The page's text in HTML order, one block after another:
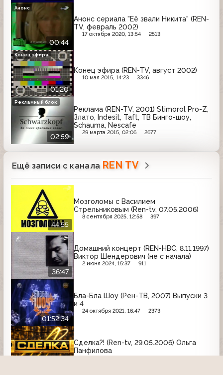
00:44
Анонс сериала "Её звали Никита" (REN-
TV, февраль 2002)
17 октября 2020, 13:54 2513
Анонс
01:20
Конец эфира (REN-TV, август 2002)
10 мая 2015, 14:23 3346
Конец эфира
02:59
Реклама (REN-TV, 2001) Stimorol Pro-Z,
Злато, Indesit, Taft, ТВ Бинго-шоу,
Schauma, Nescafe
29 марта 2015, 02:06 2677
Рекламный блок
Ещё записи с канала REN TV
44:55
Мозголомы с Василием
Стрельниковым (Ren-tv, 07.05.2006)
8 сентября 2025, 12:58 397
36:47
Домашний концерт (REN-НВС, 8.11.1997)
Виктор Шендерович (не с начала)
2 июня 2024, 15:37 911
01:52:34
Бла-Бла Шоу (Рен-ТВ, 2007) Выпуски 3
и 4
24 октября 2021, 16:47 2373
Сделка?! (Ren-tv, 29.05.2006) Ольга
Панфилова